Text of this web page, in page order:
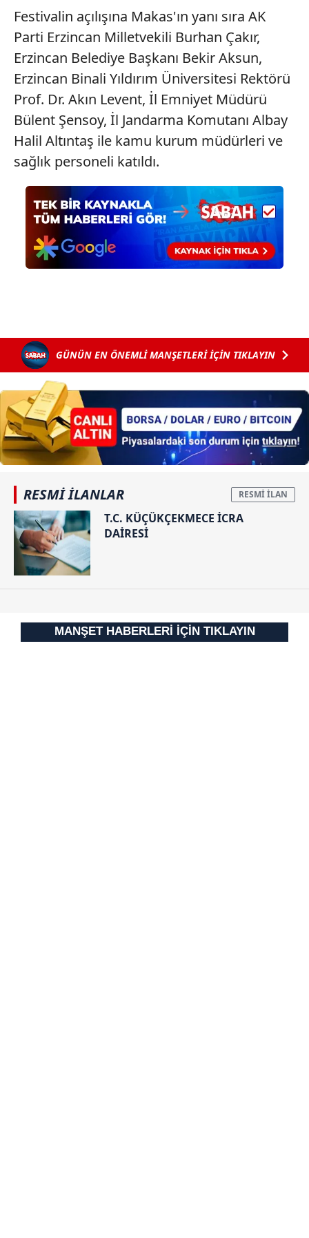
Festivalin açılışına Makas'ın yanı sıra AK
Parti Erzincan Milletvekili Burhan Çakır,
Erzincan Belediye Başkanı Bekir Aksun,
Erzincan Binali Yıldırım Üniversitesi Rektörü
Prof. Dr. Akın Levent, İl Emniyet Müdürü
Bülent Şensoy, İl Jandarma Komutanı Albay
Halil Altıntaş ile kamu kurum müdürleri ve
sağlık personeli katıldı.
GÜNÜN EN ÖNEMLİ MANŞETLERİ İÇİN TIKLAYIN
RESMİ İLANLAR
T.C. KÜÇÜKÇEKMECE İCRA
DAİRESİ
MANŞET HABERLERİ İÇİN TIKLAYIN